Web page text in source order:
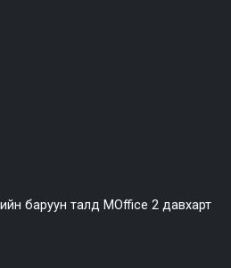
баруун талд MOffice 2 давхарт